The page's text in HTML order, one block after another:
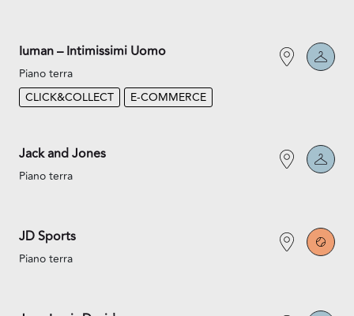
Iuman – Intimissimi Uomo
Piano terra
CLICK&COLLECT
E-COMMERCE
Jack and Jones
Piano terra
JD Sports
Piano terra